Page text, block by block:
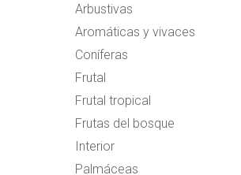
Arbustivas
Aromáticas y vivaces
Coníferas
Frutal
Frutal tropical
Frutas del bosque
Interior
Palmáceas